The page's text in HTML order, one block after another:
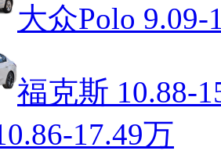
大众Polo 9.09-
福克斯 10.88-
17.49万